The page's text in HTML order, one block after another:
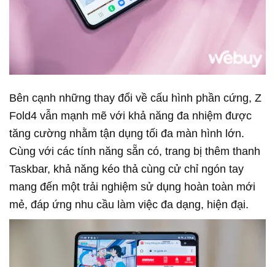
Bên cạnh những thay đổi về cấu hình phần cứng, Z
Fold4 vẫn mạnh mẽ với khả năng đa nhiệm được
tăng cường nhằm tận dụng tối đa màn hình lớn.
Cùng với các tính năng sẵn có, trang bị thêm thanh
Taskbar, khả năng kéo thả cùng cử chỉ ngón tay
mang đến một trải nghiệm sử dụng hoàn toàn mới
mẻ, đáp ứng nhu cầu làm việc đa dạng, hiện đại.